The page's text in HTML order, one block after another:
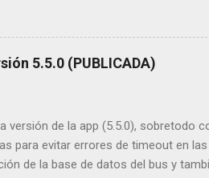
requerido para acceder a la tarjeta
en la tarjeta SD. Copia de
Acceso completo a red :
5.5.0 (PUBLICADA)
versión de la app (5.5.0), sobretodo
para evitar errores de timeout en
de la base de datos del bus y